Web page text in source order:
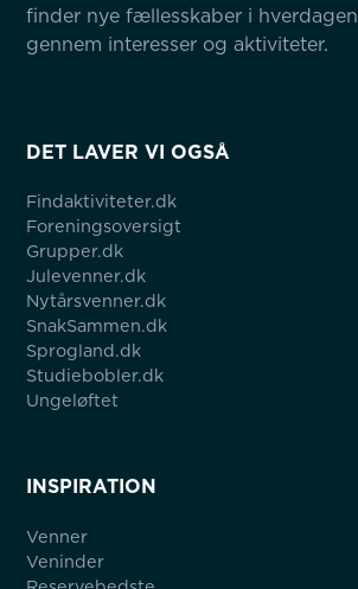
finder nye fællesskaber i hverdagen
gennem interesser og aktiviteter.
DET LAVER VI OGSÅ
Findaktiviteter.dk
Foreningsoversigt
Grupper.dk
Julevenner.dk
Nytårsvenner.dk
SnakSammen.dk
Sprogland.dk
Studiebobler.dk
Ungeløftet
INSPIRATION
Venner
Veninder